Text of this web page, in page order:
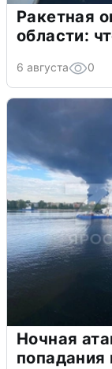
Ракетная
области:
6 августа 0
Ночная
попадания